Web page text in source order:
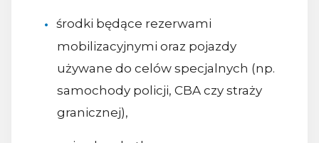
środki będące rezerwami
mobilizacyjnymi oraz pojazdy
używane do celów specjalnych (np.
samochody policji, CBA czy straży
granicznej),